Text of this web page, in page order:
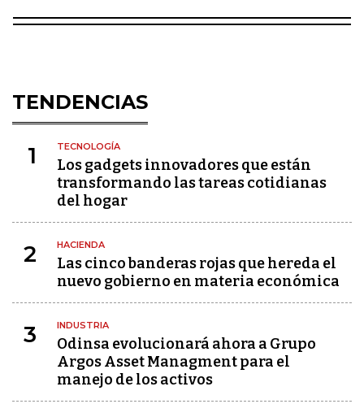
TENDENCIAS
1 TECNOLOGÍA
Los gadgets innovadores que están
transformando las tareas cotidianas
del hogar
2 HACIENDA
Las cinco banderas rojas que hereda el
nuevo gobierno en materia económica
3 INDUSTRIA
Odinsa evolucionará ahora a Grupo
Argos Asset Managment para el
manejo de los activos